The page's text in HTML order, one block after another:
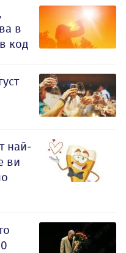
в
код
най-
ви